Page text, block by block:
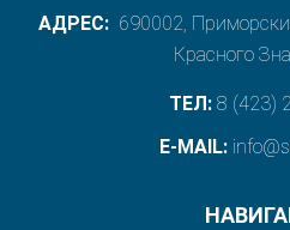
АДРЕС: 690002,
Красного
ТЕЛ: 8 (423)
E-MAIL: